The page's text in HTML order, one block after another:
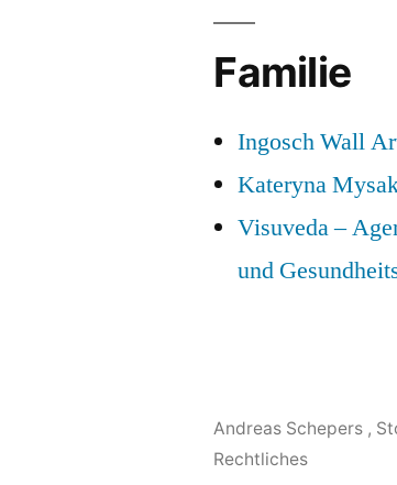
Familie
Ingosch Wall
Kateryna
Visuveda –
und
Andreas Schepers ,
Rechtliches